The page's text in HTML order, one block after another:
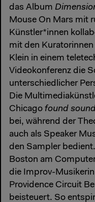
das Album
Mouse On Mars mit
Künstler*innen
mit den
Klein in einem
Videokonferenz die
unterschiedlicher
Die
Chicago found
bei, während der
auch als Speaker
den Sampler
Boston am
die Improv-
Providence Circuit
beisteuert. So